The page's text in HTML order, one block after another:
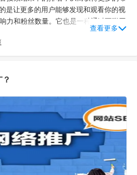
是让更多的用户能够发现和观看你的视
力和粉丝数量。它也是一种通过互联网
查看更多